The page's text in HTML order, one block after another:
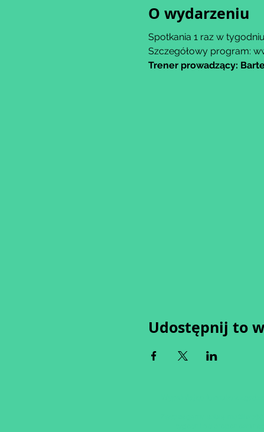
O wydarzeniu
Spotkania 1 raz w
Szczegółowy program:
Trener prowadzący:
Udostępnij to